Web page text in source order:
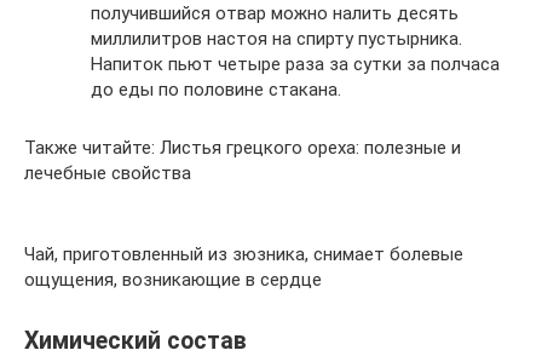
получившийся отвар можно налить десять
миллилитров настоя на спирту пустырника.
Напиток пьют четыре раза за сутки за полчаса
до еды по половине стакана.
Также читайте: Листья грецкого ореха: полезные и
лечебные свойства
Чай, приготовленный из зюзника, снимает болевые
ощущения, возникающие в сердце
Химический состав